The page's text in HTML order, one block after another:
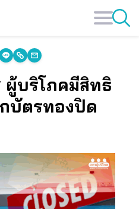
ผู้บริโภคมีสิทธิ
บัตรทองปิด